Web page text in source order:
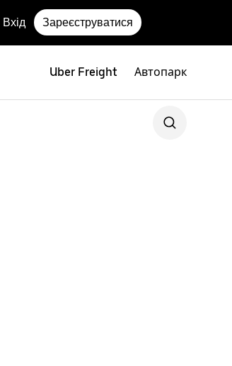
Вхід Зареєструватися
Uber Freight Автопарк